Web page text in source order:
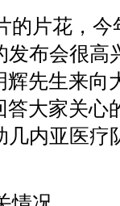
的片花，
发布会很高
先生来向
大家关心
几内亚医疗